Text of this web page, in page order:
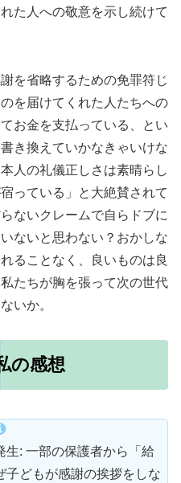
た人への敬意を示し続けて
を省略するための免罪符じ
を届けてくれた人たちへの
お金を支払っている、とい
き換えていかなきゃいけな
人の礼儀正しさは素晴らし
っている」と大絶賛されて
ないクレームで自らドブに
ないと思わない？おかしな
ることなく、良いものは良
たちが胸を張って次の世代
いか。
の感想
生: 一部の保護者から「給
子どもが感謝の挨拶をしな